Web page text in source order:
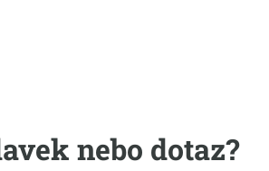
nebo dotaz?